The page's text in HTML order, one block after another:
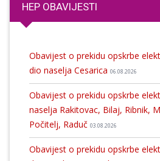
HEP OBAVIJESTI
Obavijest o prekidu opskrbe
dio naselja Cesarica 06.08.2026
Obavijest o prekidu opskrbe
naselja Rakitovac, Bilaj, Ribnik,
Počitelj, Raduč 03.08.2026
Obavijest o prekidu opskrbe